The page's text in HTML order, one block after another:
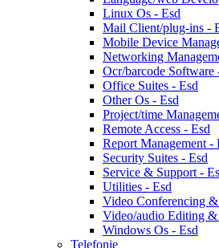
Linux Os - Esd
Mail Client/plug-ins -
Mobile Device
Networking
Ocr/barcode Software
Office Suites - Esd
Other Os - Esd
Project/time
Remote Access - Esd
Report Management -
Security Suites - Esd
Service & Support -
Utilities - Esd
Video Conferencing
Video/audio Editing
Windows Os - Esd
Telefonie